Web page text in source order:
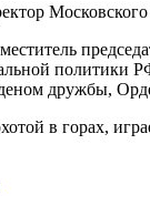
Московского
политики
дружбы,
в горах,